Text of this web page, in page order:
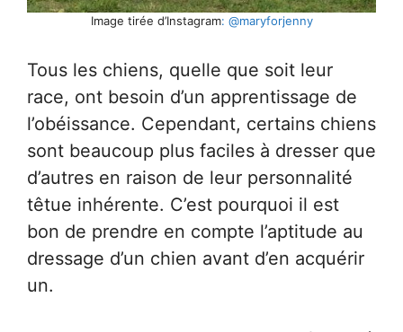
Image tirée d’Instagram: @maryforjenny
Tous les chiens, quelle que soit leur
race, ont besoin d’un apprentissage de
l’obéissance. Cependant, certains chiens
sont beaucoup plus faciles à dresser que
d’autres en raison de leur personnalité
têtue inhérente. C’est pourquoi il est
bon de prendre en compte l’aptitude au
dressage d’un chien avant d’en acquérir
un.